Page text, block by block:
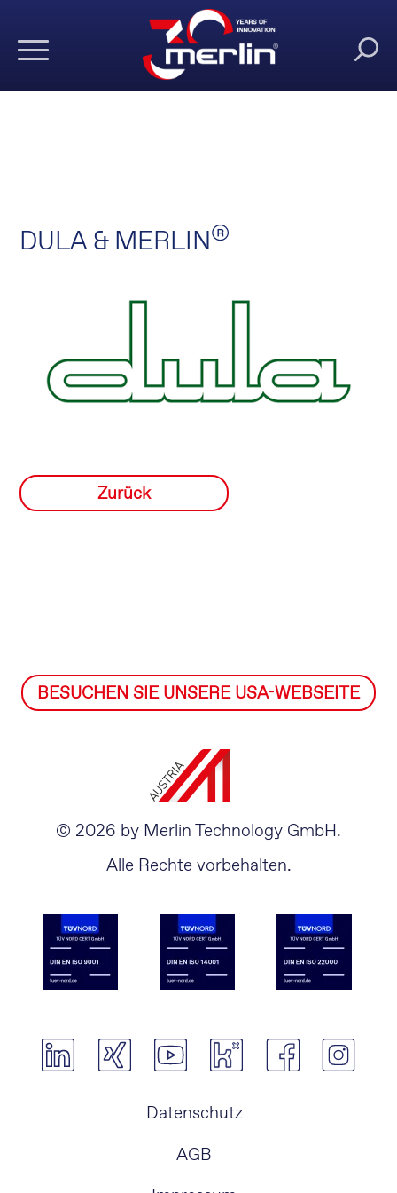
DULA & MERLIN®
Zurück
BESUCHEN SIE UNSERE USA-WEBSEITE
© 2026 by Merlin Technology GmbH.
Alle Rechte vorbehalten.
Navigation
Datenschutz
AGB